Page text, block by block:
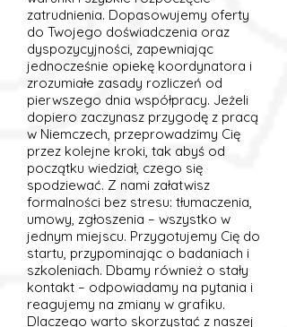
zatrudnienia. Dopasowujemy oferty
do Twojego doświadczenia oraz
dyspozycyjności, zapewniając
jednocześnie opiekę koordynatora i
zrozumiałe zasady rozliczeń od
pierwszego dnia współpracy. Jeżeli
dopiero zaczynasz przygodę z pracą
w Niemczech, przeprowadzimy Cię
przez kolejne kroki, tak abyś od
początku wiedział, czego się
spodziewać. Z nami załatwisz
formalności bez stresu: tłumaczenia,
umowy, zgłoszenia – wszystko w
jednym miejscu. Przygotujemy Cię do
startu, przypominając o badaniach i
szkoleniach. Dbamy również o stały
kontakt – odpowiadamy na pytania i
reagujemy na zmiany w grafiku.
Dlaczego warto skorzystać z naszej